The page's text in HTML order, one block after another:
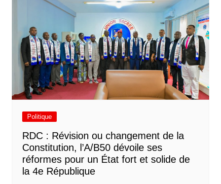
Politique
RDC : Révision ou changement de la
Constitution, l’A/B50 dévoile ses
réformes pour un État fort et solide de
la 4e République